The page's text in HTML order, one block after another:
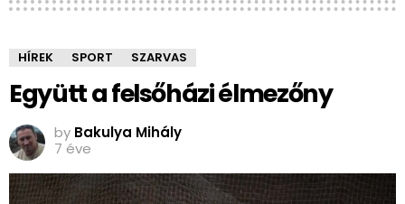
HÍREK SPORT SZARVAS
Együtt a felsőházi élmezőny
by Bakulya Mihály
7 éve